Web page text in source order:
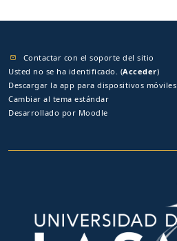
Contactar con el soporte del sitio
Usted no se ha identificado. (Acceder)
Descargar la app para dispositivos móviles
Cambiar al tema estándar
Desarrollado por Moodle